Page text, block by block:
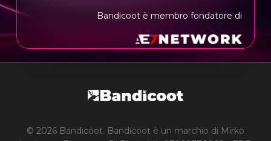
Bandicoot è membro fondatore di
© 2026 Bandicoot. Bandicoot è un marchio di Mirko